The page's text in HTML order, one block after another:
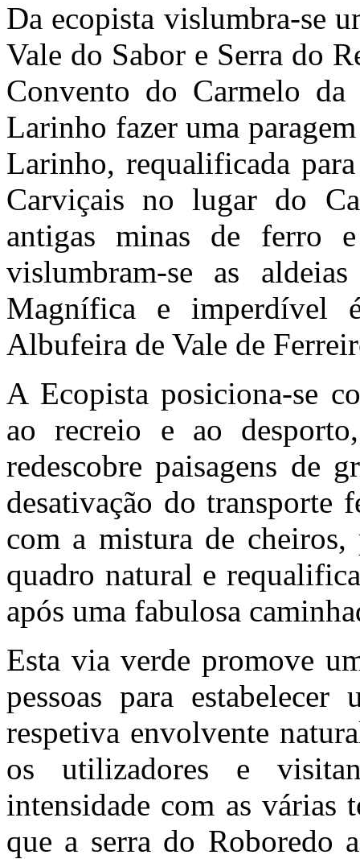
Da ecopista vislumbra-se
Vale do Sabor e Serra do
Convento do Carmelo
Larinho fazer uma
Larinho, requalificada
Carviçais no lugar do
antigas minas de ferro
vislumbram-se as
Magnífica e imperdível
Albufeira de Vale de
A Ecopista posiciona-se
ao recreio e ao
redescobre paisagens de
desativação do transporte
com a mistura de cheiros,
quadro natural e
após uma fabulosa
Esta via verde promove
pessoas para
respetiva envolvente
os utilizadores e
intensidade com as várias
que a serra do Roboredo